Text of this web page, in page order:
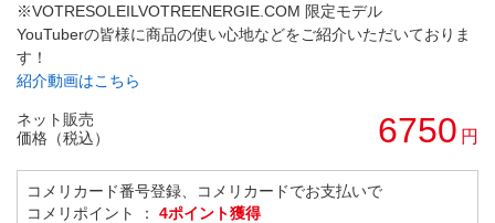
※VOTRESOLEILVOTREENERGIE.COM 限定モデル
YouTuberの皆様に商品の使い心地などをご紹介いただいておりま
す！
紹介動画はこちら
ネット販売
価格（税込）
6750 円
コメリカード番号登録、コメリカードでお支払いで
コメリポイント ： 4ポイント獲得